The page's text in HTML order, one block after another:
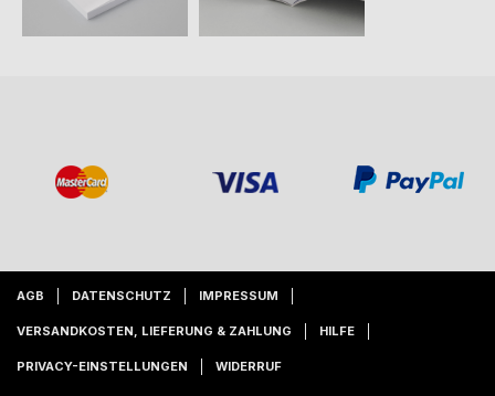
AGB DATENSCHUTZ IMPRESSUM
VERSANDKOSTEN, LIEFERUNG & ZAHLUNG HILFE
PRIVACY-EINSTELLUNGEN WIDERRUF